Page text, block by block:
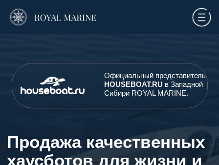
Продажа качественных
Для бизнеса (прокат, отели, бани, СПА,